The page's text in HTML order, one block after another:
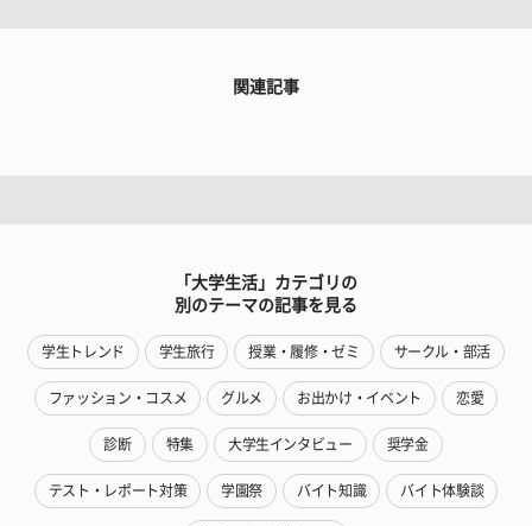
関連記事
「大学生活」カテゴリの
別のテーマの記事を見る
学生トレンド 学生旅行 授業・履修・ゼミ サークル・部活
ファッション・コスメ グルメ お出かけ・イベント 恋愛
診断 特集 大学生インタビュー 奨学金
テスト・レポート対策 学園祭 バイト知識 バイト体験談